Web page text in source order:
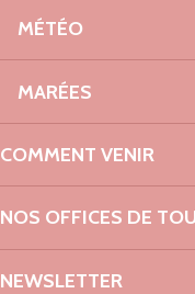
MÉTÉO
MARÉES
COMMENT VENIR
NOS OFFICES DE
NEWSLETTER